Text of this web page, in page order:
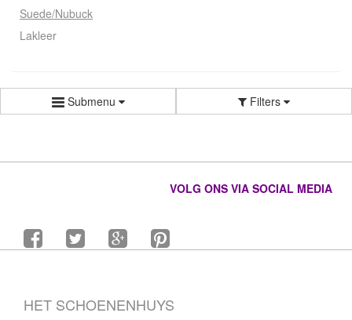
Suede/Nubuck
Lakleer
Submenu Filters
VOLG ONS VIA SOCIAL MEDIA
HET SCHOENENHUYS